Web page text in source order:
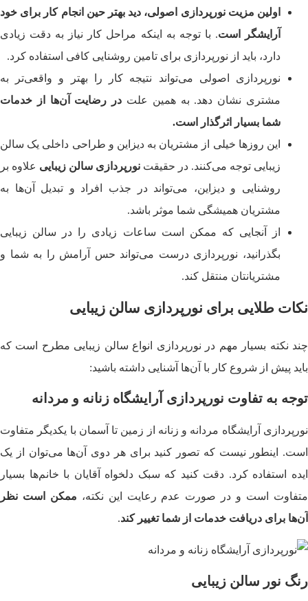
اولین مزیت نورپردازی اصولی، دید بهتر حین انجام کار برای خود
آرایشگر است. با توجه به اینکه مراحل کار نیاز به دقت زیادی
دارد، باید از نورپردازی برای تامین روشنایی کافی استفاده کرد.
نورپردازی اصولی می‌تواند نتیجه کار را بهتر و واقعی‌تر به
مشتری نشان دهد. به همین علت در رضایت آن‌ها از خدمات
شما بسیار اثرگذار است.
این روزها خیلی از مشتریان به دیزاین و طراحی داخلی یک سالن
زیبایی توجه می‌کنند. در حقیقت نورپردازی سالن زیبایی علاوه بر
روشنایی و دیزاین، می‌تواند در جذب افراد و تبدیل آن‌ها به
مشتریان همیشگی شما موثر باشد.
از آنجایی که ممکن است ساعات زیادی را در سالن زیبایی
بگذرانید، نورپردازی درست می‌تواند حس آرامش را به شما و
مشتریانتان منتقل کند.
نکات طلایی برای نورپردازی سالن زیبایی
چند نکته بسیار مهم در نورپردازی انواع سالن زیبایی مطرح است که
باید پیش از شروع کار با آن‌ها آشنایی داشته باشید:
توجه به تفاوت نورپردازی آرایشگاه زنانه و مردانه
نورپردازی آرایشگاه مردانه و زنانه از زمین تا آسمان با یکدیگر متفاوت
است. اینطور نیست که تصور کنید برای هر دوی آن‌ها می‌توان از یک
ایده استفاده کرد. دقت کنید که سبک دلخواه آقایان با خانم‌ها بسیار
متفاوت است و در صورت عدم رعایت این نکته، ممکن است نظر
آن‌ها برای دریافت خدمات از شما تغییر کند.
رنگ نور سالن زیبایی